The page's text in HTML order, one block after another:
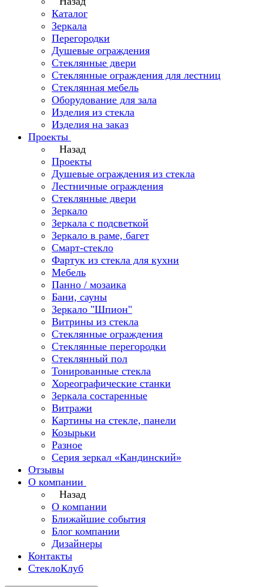
Каталог
Зеркала
Перегородки
Душевые ограждения
Стеклянные двери
Стеклянные ограждения для лестниц
Стеклянная мебель
Оборудование для зала
Изделия из стекла
Изделия на заказ
Проекты
Назад
Проекты
Душевые ограждения из стекла
Лестничные ограждения
Стеклянные двери
Зеркало
Зеркала с подсветкой
Зеркало в раме, багет
Смарт-стекло
Фартук из стекла для кухни
Мебель
Панно / мозаика
Бани, сауны
Зеркало "Шпион"
Витрины из стекла
Стеклянные ограждения
Стеклянные перегородки
Стеклянный пол
Тонированные стекла
Хореографические станки
Зеркала состаренные
Витражи
Картины на стекле, панели
Козырьки
Разное
Серия зеркал «Кандинский»
Отзывы
О компании
Назад
О компании
Ближайшие события
Блог компании
Дизайнеры
Контакты
СтеклоКлуб